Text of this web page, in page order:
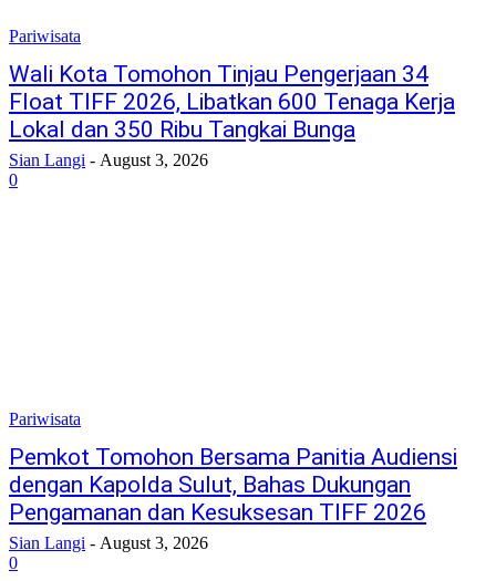
Pariwisata
Wali Kota Tomohon Tinjau Pengerjaan 34
Float TIFF 2026, Libatkan 600 Tenaga Kerja
Lokal dan 350 Ribu Tangkai Bunga
Sian Langi - August 3, 2026
0
Pariwisata
Pemkot Tomohon Bersama Panitia Audiensi
dengan Kapolda Sulut, Bahas Dukungan
Pengamanan dan Kesuksesan TIFF 2026
Sian Langi - August 3, 2026
0